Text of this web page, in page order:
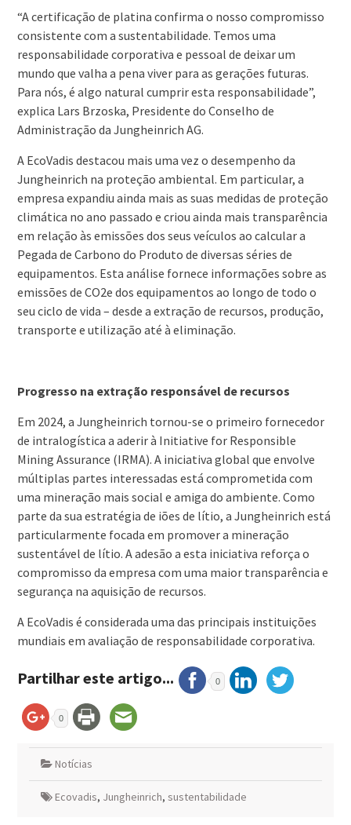
“A certificação de platina confirma o nosso compromisso
consistente com a sustentabilidade. Temos uma
responsabilidade corporativa e pessoal de deixar um
mundo que valha a pena viver para as gerações futuras.
Para nós, é algo natural cumprir esta responsabilidade”,
explica Lars Brzoska, Presidente do Conselho de
Administração da Jungheinrich AG.
A EcoVadis destacou mais uma vez o desempenho da
Jungheinrich na proteção ambiental. Em particular, a
empresa expandiu ainda mais as suas medidas de proteção
climática no ano passado e criou ainda mais transparência
em relação às emissões dos seus veículos ao calcular a
Pegada de Carbono do Produto de diversas séries de
equipamentos. Esta análise fornece informações sobre as
emissões de CO2e dos equipamentos ao longo de todo o
seu ciclo de vida – desde a extração de recursos, produção,
transporte e utilização até à eliminação.
Progresso na extração responsável de recursos
Em 2024, a Jungheinrich tornou-se o primeiro fornecedor
de intralogística a aderir à Initiative for Responsible
Mining Assurance (IRMA). A iniciativa global que envolve
múltiplas partes interessadas está comprometida com
uma mineração mais social e amiga do ambiente. Como
parte da sua estratégia de iões de lítio, a Jungheinrich está
particularmente focada em promover a mineração
sustentável de lítio. A adesão a esta iniciativa reforça o
compromisso da empresa com uma maior transparência e
segurança na aquisição de recursos.
A EcoVadis é considerada uma das principais instituições
mundiais em avaliação de responsabilidade corporativa.
Partilhar este artigo... 0
0
Notícias
Ecovadis, Jungheinrich, sustentabilidade